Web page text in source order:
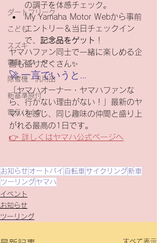
ダートフリーク
こども
スズキ
電動スクーター
除雪機・汎用品
新基準原付
電気バイク
の調子を体感チェック。
My Yamaha Motor Webから事前
エントリー＆当日チェックイン
で、 記念品をゲット ！
ヤマハファン同士で一緒に楽しめる企
画も盛りだくさん✨
🚀 一言でいうと…
「ヤマハオーナー・ヤマハファンな
ら、行かない理由がない！」最新のヤ
マハを感じ、同じ趣味の仲間と盛り上
がれる最高の1日です。
👉 詳しくはヤマハ公式ページへ
お知らせ オートバイ 自転車 サイクリング 新車
ツーリング ヤマハ
イベント
お知らせ
ツーリング
すべて表示